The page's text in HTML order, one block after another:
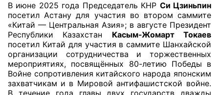
В июне 2025 года Председатель КНР Си Цзиньпин
посетил Астану для участия во втором саммите
«Китай — Центральная Азия»; в августе Президент
Республики Казахстан Касым-Жомарт Токаев
посетил Китай для участия в саммите Шанхайской
организации сотрудничества и торжественных
мероприятиях, посвящённых 80-летию Победы в
Войне сопротивления китайского народа японским
захватчикам и в Мировой антифашистской войне.
В течение года главы двух государств дважды